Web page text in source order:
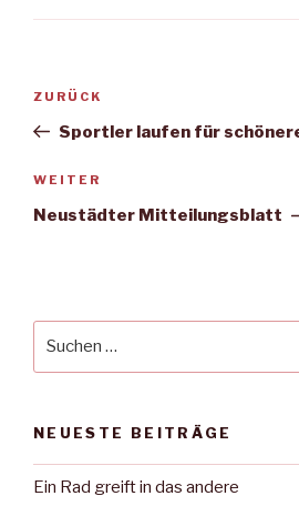
Beitragsnavigation
Vorheriger
Beitrag
ZURÜCK
Sportler laufen für
Nächster
Beitrag
WEITER
Neustädter Mitteilungsblatt
NEUESTE BEITRÄGE
Ein Rad greift in das andere